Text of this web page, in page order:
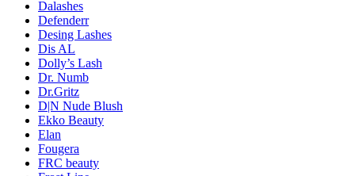
Dalashes
Defenderr
Desing Lashes
Dis AL
Dolly’s Lash
Dr. Numb
Dr.Gritz
D|N Nude Blush
Ekko Beauty
Elan
Fougera
FRC beauty